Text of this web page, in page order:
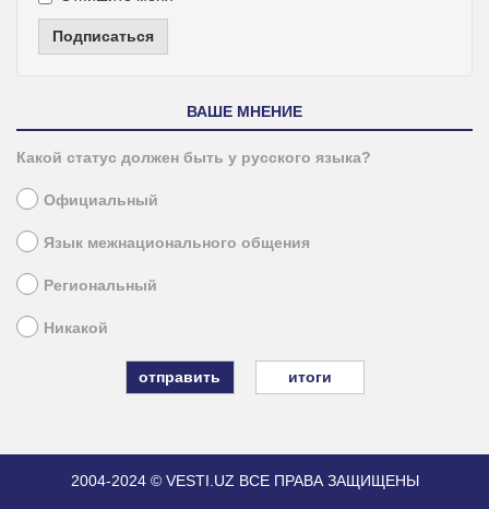
Подписаться
ВАШЕ МНЕНИЕ
Какой статус должен быть у русского языка?
Официальный
Язык межнационального общения
Региональный
Никакой
итоги
2004-2024 © VESTI.UZ ВСЕ ПРАВА ЗАЩИЩЕНЫ